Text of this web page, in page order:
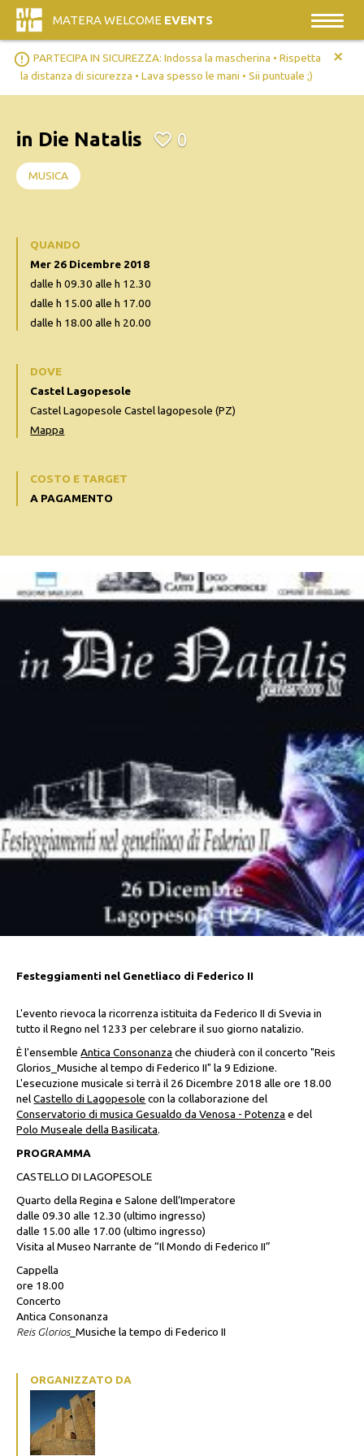
MATERA WELCOME EVENTS
error_outline PARTECIPA IN SICUREZZA: Indossa la mascherina • Rispetta
la distanza di sicurezza • Lava spesso le mani • Sii puntuale ;)
+
Festeggiamenti nel Genetliaco di Federico II
L'evento rievoca la ricorrenza istituita da Federico II di Svevia in
tutto il Regno nel 1233 per celebrare il suo giorno natalizio.
È l'ensembleAntica Consonanza che chiuderà con il concerto "Reis
Glorios_Musiche al tempo di Federico II" la 9 Edizione.
L'esecuzione musicale si terrà il 26 Dicembre 2018 alle ore 18.00
nelCastello di Lagopesole con la collaborazione del
Conservatorio di musica Gesualdo da Venosa - Potenza e del
Polo Museale della Basilicata.
PROGRAMMA
CASTELLO DI LAGOPESOLE
Quarto della Regina e Salone dell’Imperatore
dalle 09.30 alle 12.30 (ultimo ingresso)
dalle 15.00 alle 17.00 (ultimo ingresso)
Visita al Museo Narrante de “Il Mondo di Federico II”
Cappella
ore 18.00
Concerto
Antica Consonanza
Reis Glorios_Musiche la tempo di Federico II
ORGANIZZATO DA
in Die Natalis 0
MUSICA
QUANDO
Mer 26 Dicembre 2018
dalle h 09.30 alle h 12.30
dalle h 15.00 alle h 17.00
dalle h 18.00 alle h 20.00
DOVE
Castel Lagopesole
Castel Lagopesole Castel lagopesole (PZ)
Mappa
COSTO E TARGET
A PAGAMENTO